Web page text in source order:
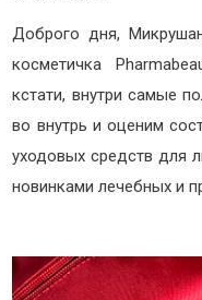
Доброго дня,
косметичка
кстати, внутри самые
во внутрь и оценим
уходовых средств для
новинками лечебных и